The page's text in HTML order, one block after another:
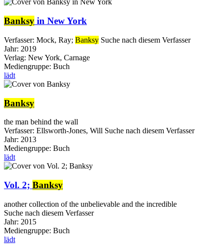
Banksy in New York
Verfasser: Mock, Ray; Banksy Suche nach diesem Verfasser
Jahr: 2019
Verlag: New York, Carnage
Mediengruppe: Buch
lädt
Banksy
the man behind the wall
Verfasser: Ellsworth-Jones, Will Suche nach diesem Verfasser
Jahr: 2013
Mediengruppe: Buch
lädt
Vol. 2; Banksy
another collection of the unbelievable and the incredible
Suche nach diesem Verfasser
Jahr: 2015
Mediengruppe: Buch
lädt